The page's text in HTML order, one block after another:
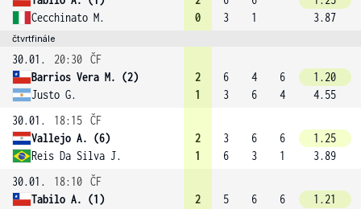
Cecchinato M.
0
3
1
3.87
čtvrtfinále
30.01. 20:30 ČF
Barrios Vera M. (2)
Justo G.
2
1
6
3
4
6
6
4
1.20
4.55
30.01.
18:15 ČF
Vallejo A. (6)
Reis Da Silva J.
2
1
3
6
6
3
6
1
1.25
3.89
30.01.
18:10 ČF
Tabilo A. (1)
2
5
6
6
1.21